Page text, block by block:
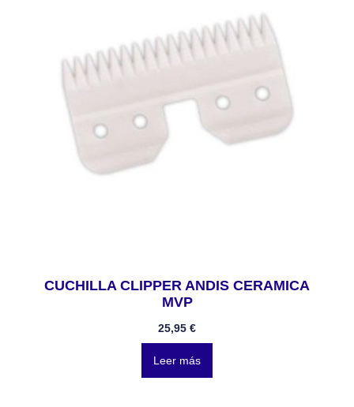
CUCHILLA CLIPPER ANDIS CERAMICA
MVP
25,95 €
Leer más